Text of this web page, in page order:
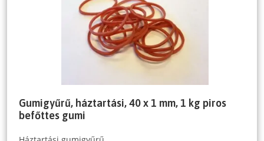
Gumigyűrű, háztartási, 40 x 1 mm, 1 kg piros
befőttes gumi